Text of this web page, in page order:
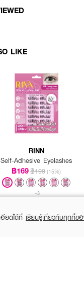
กใช้งาน
มชาติ
อใช้ไม้ตัว Y จิ้มลงไปตรงก
ได้ชั้นตาสองที่ต้องการ จึงเอ
LIKE
RINN
Self-Adhesive Eyelashes
฿169฿199 (15%)
+3
ยดได้ที่ เรียนรู้เกี่ยวกับคุกกี้ข